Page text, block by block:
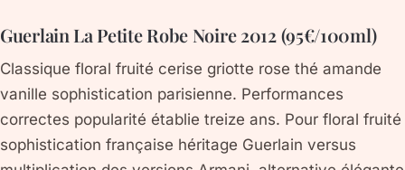
Guerlain La Petite Robe Noire 2012 (95€/100ml)
Classique floral fruité cerise griotte rose thé amande
vanille sophistication parisienne. Performances
correctes popularité établie treize ans. Pour floral fruité
sophistication française héritage Guerlain versus